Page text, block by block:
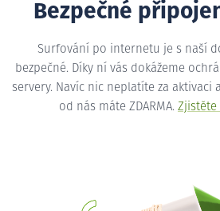
Bezpečné
Surfování po internetu je s naší
bezpečné. Díky ní vás dokážeme
servery. Navíc nic neplatíte za aktivaci
od nás máte ZDARMA. Zjistěte